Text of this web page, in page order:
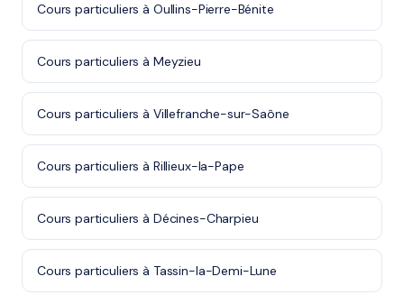
Cours particuliers à Oullins-Pierre-Bénite
Cours particuliers à Meyzieu
Cours particuliers à Villefranche-sur-Saône
Cours particuliers à Rillieux-la-Pape
Cours particuliers à Décines-Charpieu
Cours particuliers à Tassin-la-Demi-Lune